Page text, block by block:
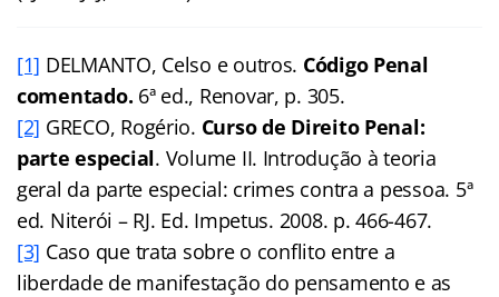
[1] DELMANTO, Celso e outros. Código Penal
comentado. 6ª ed., Renovar, p. 305.
[2] GRECO, Rogério. Curso de Direito Penal:
parte especial. Volume II. Introdução à teoria
geral da parte especial: crimes contra a pessoa. 5ª
ed. Niterói – RJ. Ed. Impetus. 2008. p. 466-467.
[3] Caso que trata sobre o conflito entre a
liberdade de manifestação do pensamento e as